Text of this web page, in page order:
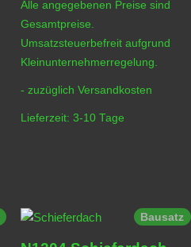
Alle angegebenen Preise sind
Gesamtpreise.
Umsatzsteuerbefreit aufgrund
Kleinunternehmerregelung.
- zuzüglich Versandkosten
Lieferzeit: 3-10 Tage
Bausatz